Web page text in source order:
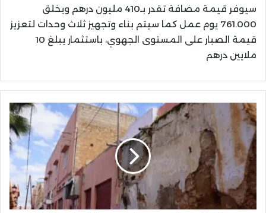
سيوفر قيمة مضافة تقدر بـ410 مليون درهم ويخلق
761.000 يوم عمل كما سيتم بناء وتجهيز ثلاث وحدات لتعزيز
قيمة الصبار على المستوى الجهوي، باستثمار يبلغ 10
ملايين درهم
جهة
الشرق
تُجري
عملية
حصر
للمباني
الآيلة
للسقوط